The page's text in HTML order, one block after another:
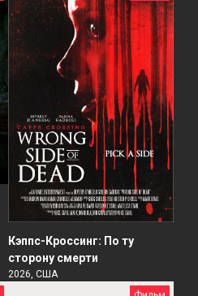
Кэппс-Кроссинг: По ту
сторону смерти
2026, США